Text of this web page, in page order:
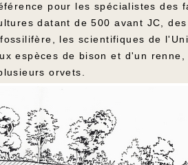
pour les spécialistes des
datant de 500 avant JC,
les scientifiques de
espèces de bison et d'un
orvets.